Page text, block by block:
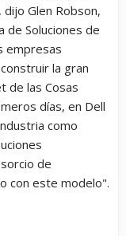
Glen Robson,
Soluciones de
empresas
la gran
de las Cosas
días, en Dell
como
de
con este modelo".